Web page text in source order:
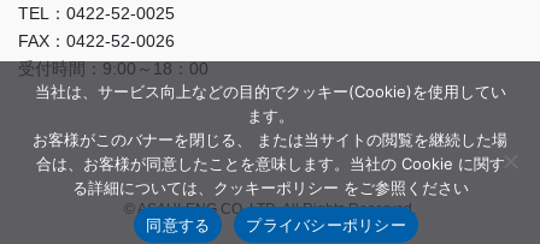
TEL：0422-52-0025
FAX：0422-52-0026
受付時間：9:00～18：00
© ASAHI-ENG CO.,LTD. All Rights Reserved.
当社は、サービス向上などの目的でクッキー(Cookie)を使用してい
ます。
お客様がこのバナーを閉じる、 または当サイトの閲覧を継続した場
合は、お客様が同意したことを意味します。当社の Cookie に関す
る詳細については、クッキーポリシー をご参照ください
同意する
プライバシーポリシー